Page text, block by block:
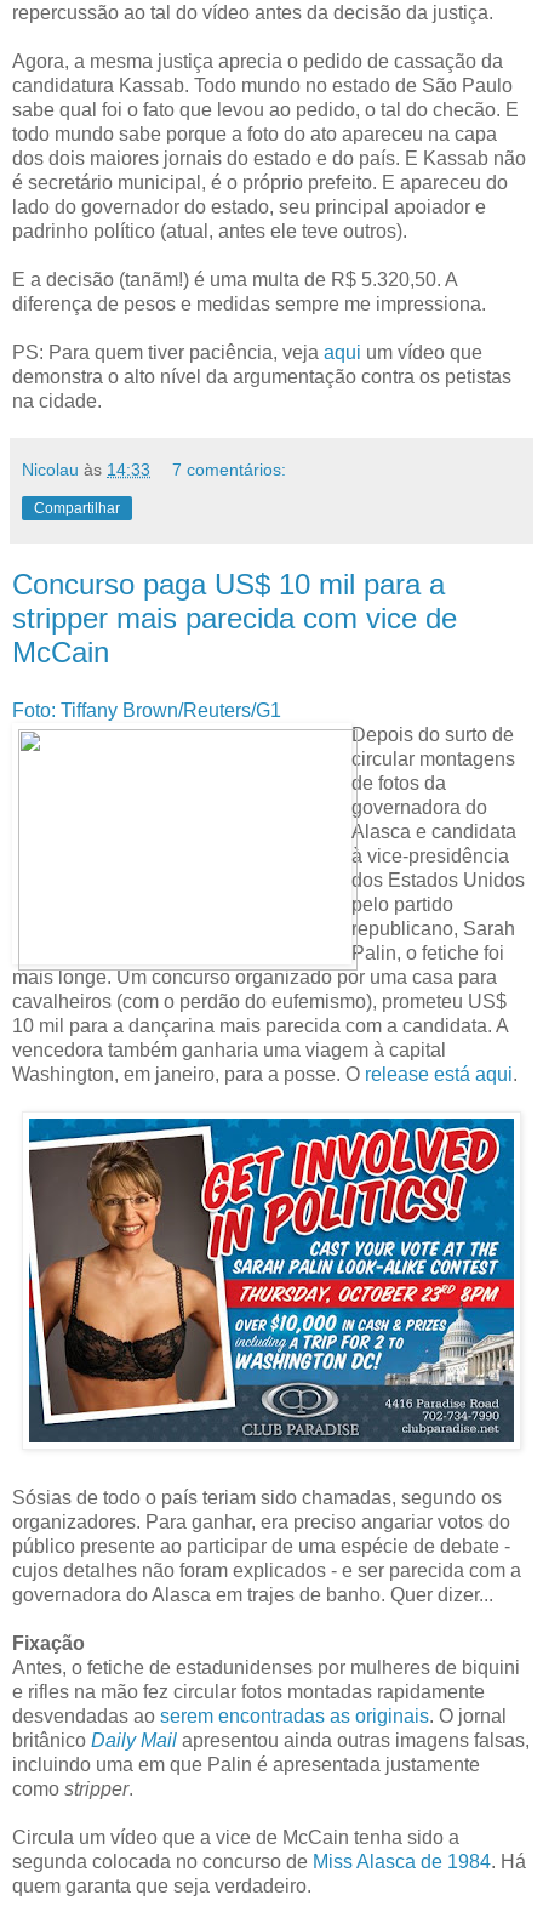
repercussão ao tal do vídeo antes da decisão da justiça.
Agora, a mesma justiça aprecia o pedido de cassação da
candidatura Kassab. Todo mundo no estado de São Paulo
sabe qual foi o fato que levou ao pedido, o tal do checão. E
todo mundo sabe porque a foto do ato apareceu na capa
dos dois maiores jornais do estado e do país. E Kassab não
é secretário municipal, é o próprio prefeito. E apareceu do
lado do governador do estado, seu principal apoiador e
padrinho político (atual, antes ele teve outros).
E a decisão (tanãm!) é uma multa de R$ 5.320,50. A
diferença de pesos e medidas sempre me impressiona.
PS: Para quem tiver paciência, veja aqui um vídeo que
demonstra o alto nível da argumentação contra os petistas
na cidade.
Nicolau às 14:33 7 comentários:
Compartilhar
Concurso paga US$ 10 mil para a
stripper mais parecida com vice de
McCain
Foto: Tiffany Brown/Reuters/G1
Depois do surto de
circular montagens
de fotos da
governadora do
Alasca e candidata
à vice-presidência
dos Estados Unidos
pelo partido
republicano, Sarah
Palin, o fetiche foi
mais longe. Um concurso organizado por uma casa para
cavalheiros (com o perdão do eufemismo), prometeu US$
10 mil para a dançarina mais parecida com a candidata. A
vencedora também ganharia uma viagem à capital
Washington, em janeiro, para a posse. O release está aqui.
Sósias de todo o país teriam sido chamadas, segundo os
organizadores. Para ganhar, era preciso angariar votos do
público presente ao participar de uma espécie de debate -
cujos detalhes não foram explicados - e ser parecida com a
governadora do Alasca em trajes de banho. Quer dizer...
Fixação
Antes, o fetiche de estadunidenses por mulheres de biquini
e rifles na mão fez circular fotos montadas rapidamente
desvendadas ao serem encontradas as originais. O jornal
britânico Daily Mail apresentou ainda outras imagens falsas,
incluindo uma em que Palin é apresentada justamente
como stripper.
Circula um vídeo que a vice de McCain tenha sido a
segunda colocada no concurso de Miss Alasca de 1984. Há
quem garanta que seja verdadeiro.